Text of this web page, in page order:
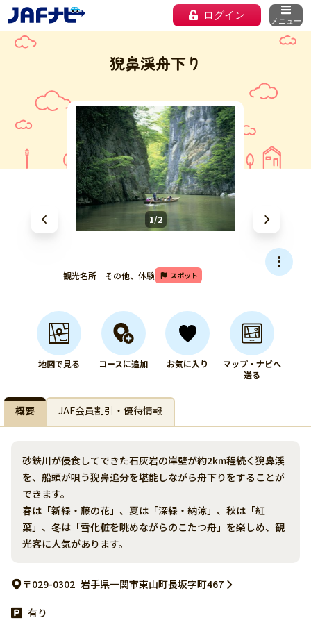
ログイン メニュー
猊鼻渓舟下り
1/2
観光名所 その他、体験 スポット
地図で見る コースに追加 お気に入り
マップ・ナビへ
送る
概要 JAF会員割引・優待情報
砂鉄川が侵食してできた石灰岩の岸壁が約2km程続く猊鼻渓
を、船頭が唄う猊鼻追分を堪能しながら舟下りをすることが
できます。
春は「新緑・藤の花」、夏は「深緑・納涼」、秋は「紅
葉」、冬は「雪化粧を眺めながらのこたつ舟」を楽しめ、観
光客に人気があります。
〒029-0302 岩手県一関市東山町長坂字町467
有り